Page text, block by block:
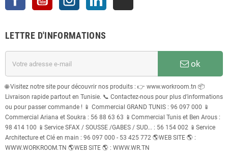
LETTRE D'INFORMATIONS
ok
🌐 Visitez notre site pour découvrir nos produits : 👉 www.workroom.tn 📦
Livraison rapide partout en Tunisie. 📞 Contactez-nous pour plus d’informations
ou pour passer commande ! 📱 Commercial GRAND TUNIS : 96 097 000 📱
Commercial Ariana et Soukra : 56 88 63 63 📱Commercial Tunis et Ben Arous :
98 414 100 📱Service SFAX / SOUSSE /GABES / SUD... : 56 154 002 📱Service
Architecture et Clé en main : 96 097 000 - 53 425 772 🌎WEB SITE 🌎 :
WWW.WORKROOM.TN 🌎WEB SITE 🌎 : WWW.WR.TN